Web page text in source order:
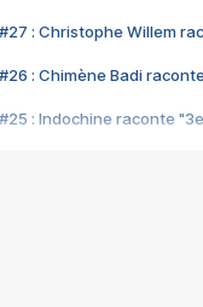
#27 : Christophe Willem
#26 : Chimène Badi
#25 : Indochine raconte